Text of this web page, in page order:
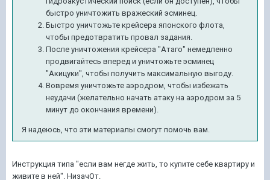
быстро уничтожить вражеский эсминец.
Быстро уничтожьте крейсера японского флота,
чтобы предотвратить провал задания.
После уничтожения крейсера "Атаго" немедленно
продвигайтесь вперед и уничтожьте эсминец
"Акицуки", чтобы получить максимальную выгоду.
Вовремя уничтожьте аэродром, чтобы избежать
неудачи (желательно начать атаку на аэродром за 5
минут до окончания времени).
Я надеюсь, что эти материалы смогут помочь вам.
Инструкция типа "если вам негде жить, то купите себе квартиру и
живите в ней". НизачОт.